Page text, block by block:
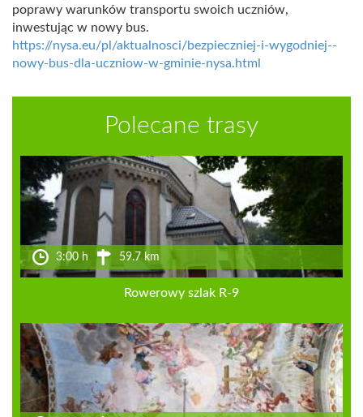
poprawy warunków transportu swoich uczniów,
inwestując w nowy bus.
https://nysa.eu/pl/aktualnosci/bezpieczniej-i-wygodniej--
nowy-bus-dla-uczniow-w-gminie-nysa.html
Polecane trasy
3:00 h 59.7 km
Rowerowy szlak R-9